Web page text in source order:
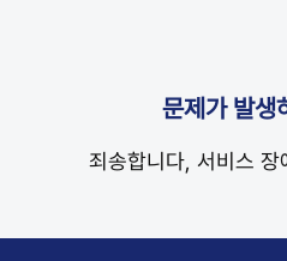
문제가 발생
죄송합니다, 서비스